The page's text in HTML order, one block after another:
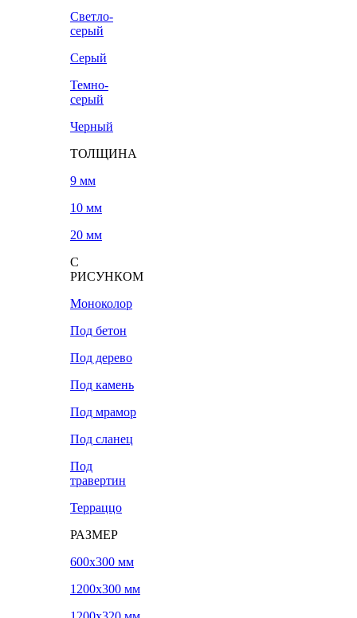
Светло-
серый
Серый
Темно-
серый
Черный
ТОЛЩИНА
9 мм
10 мм
20 мм
С
РИСУНКОМ
Моноколор
Под бетон
Под дерево
Под камень
Под мрамор
Под сланец
Под
травертин
Терраццо
РАЗМЕР
600х300 мм
1200х300 мм